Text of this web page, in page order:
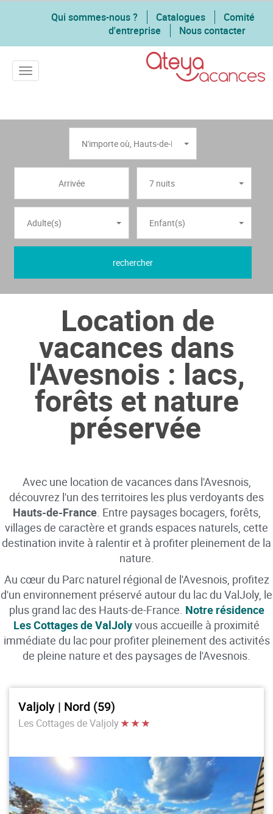
Qui sommes-nous ? Catalogues
Comité
d'entreprise
Nous contacter
Toggle navigation
N'importe où, Hauts-de-France
7 nuits
Adulte(s) Enfant(s)
rechercher
Location de
vacances dans
l'Avesnois : lacs,
forêts et nature
préservée
Avec une location de vacances dans l'Avesnois,
découvrez l'un des territoires les plus verdoyants des
Hauts-de-France. Entre paysages bocagers, forêts,
villages de caractère et grands espaces naturels, cette
destination invite à ralentir et à profiter pleinement de la
nature.
Au cœur du Parc naturel régional de l'Avesnois, profitez
d'un environnement préservé autour du lac du ValJoly, le
plus grand lac des Hauts-de-France. Notre résidence
Les Cottages de ValJolyvous accueille à proximité
immédiate du lac pour profiter pleinement des activités
de pleine nature et des paysages de l'Avesnois.
Valjoly | Nord (59)
Les Cottages de Valjoly